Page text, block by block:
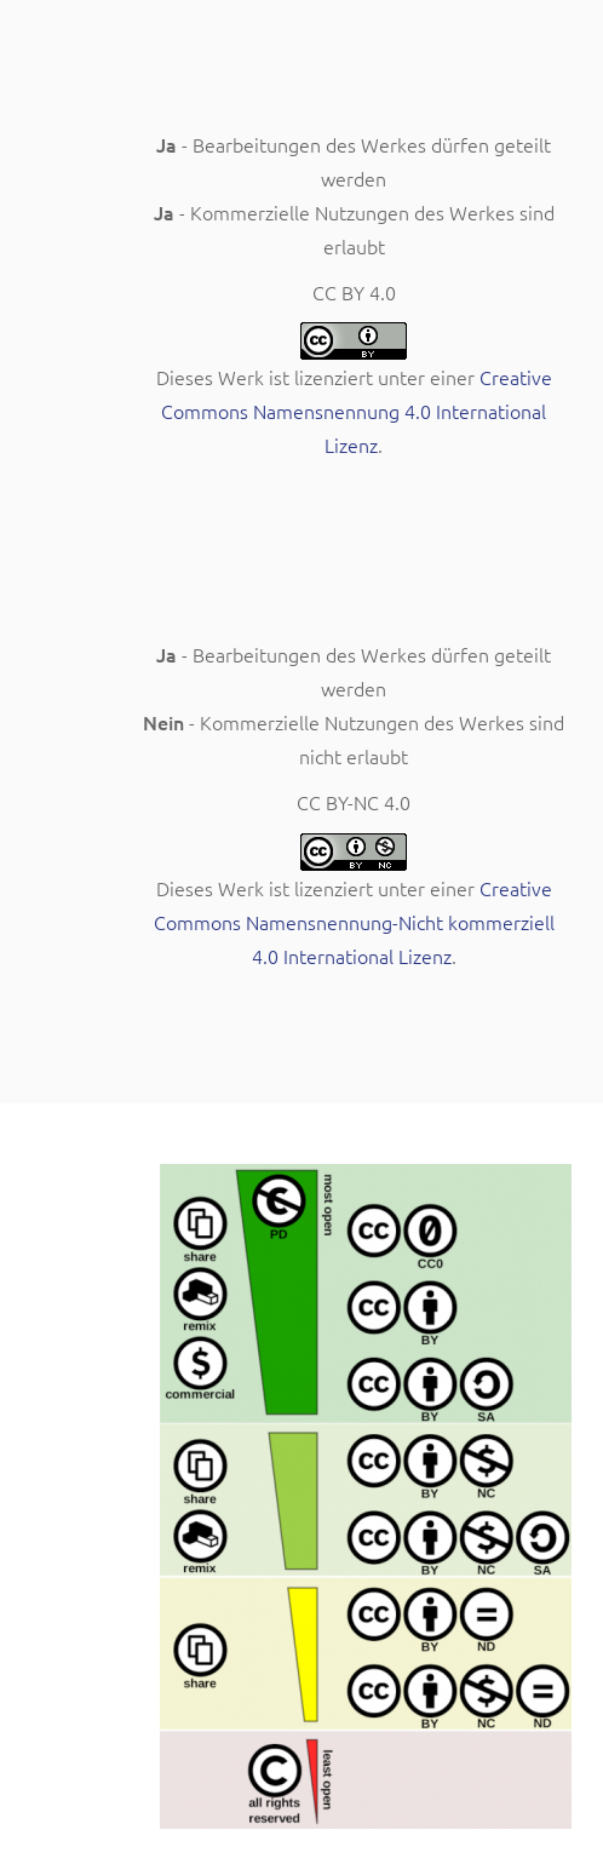
Ja - Bearbeitungen des Werkes dürfen geteilt
werden
Ja - Kommerzielle Nutzungen des Werkes sind
erlaubt
CC BY 4.0
Dieses Werk ist lizenziert unter einer Creative
Commons Namensnennung 4.0 International
Lizenz.
Ja - Bearbeitungen des Werkes dürfen geteilt
werden
Nein- Kommerzielle Nutzungen des Werkes sind
nicht erlaubt
CC BY-NC 4.0
Dieses Werk ist lizenziert unter einer Creative
Commons Namensnennung-Nicht kommerziell
4.0 International Lizenz.